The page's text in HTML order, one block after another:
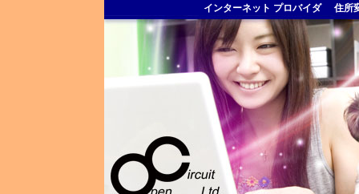
インターネット プロバイダ 住所